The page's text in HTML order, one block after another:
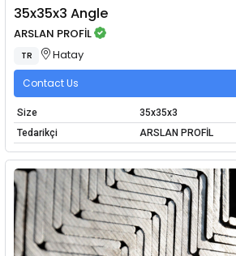
35x35x3 Angle
ARSLAN PROFİL
TR Hatay
Contact Us
Size
35x35x3
Tedarikçi
ARSLAN PROFİL